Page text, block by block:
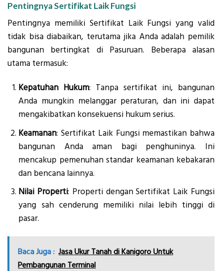
Pentingnya Sertifikat Laik Fungsi
Pentingnya memiliki Sertifikat Laik Fungsi yang valid
tidak bisa diabaikan, terutama jika Anda adalah pemilik
bangunan bertingkat di Pasuruan. Beberapa alasan
utama termasuk:
Kepatuhan Hukum: Tanpa sertifikat ini, bangunan
Anda mungkin melanggar peraturan, dan ini dapat
mengakibatkan konsekuensi hukum serius.
Keamanan: Sertifikat Laik Fungsi memastikan bahwa
bangunan Anda aman bagi penghuninya. Ini
mencakup pemenuhan standar keamanan kebakaran
dan bencana lainnya.
Nilai Properti: Properti dengan Sertifikat Laik Fungsi
yang sah cenderung memiliki nilai lebih tinggi di
pasar.
Baca Juga : Jasa Ukur Tanah di Kanigoro Untuk
Pembangunan Terminal